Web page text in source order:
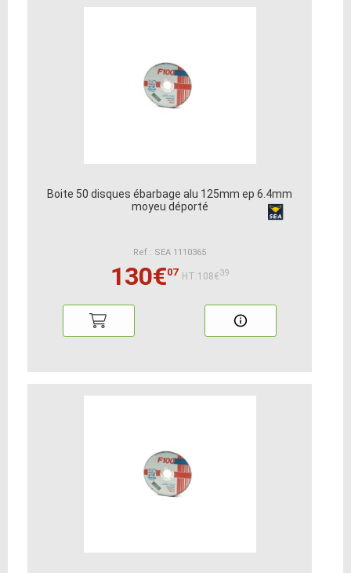
Boite 50 disques ébarbage alu 125mm ep 6.4mm
moyeu déporté
Ref : SEA 1110365
130€07 HT:108€39